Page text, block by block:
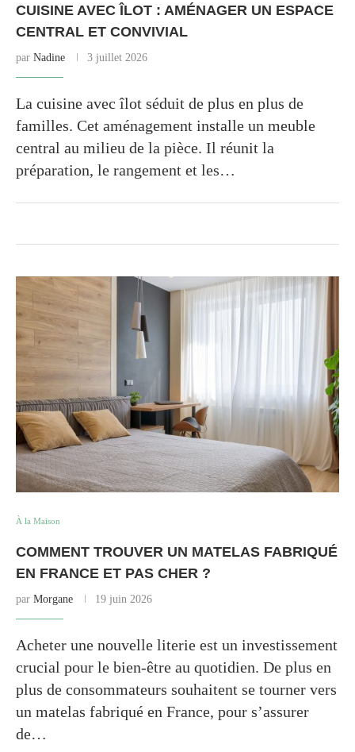
CUISINE AVEC ÎLOT : AMÉNAGER UN ESPACE
CENTRAL ET CONVIVIAL
par Nadine 3 juillet 2026
La cuisine avec îlot séduit de plus en plus de
familles. Cet aménagement installe un meuble
central au milieu de la pièce. Il réunit la
préparation, le rangement et les…
À la Maison
COMMENT TROUVER UN MATELAS FABRIQUÉ
EN FRANCE ET PAS CHER ?
par Morgane 19 juin 2026
Acheter une nouvelle literie est un investissement
crucial pour le bien-être au quotidien. De plus en
plus de consommateurs souhaitent se tourner vers
un matelas fabriqué en France, pour s’assurer
de…